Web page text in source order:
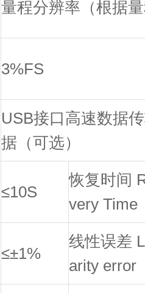
量程分辨率（根据
3%FS
USB接口高速数据
据（可选）
≤10S
恢复时间
very Time
≤±1%
线性误差 L
arity error